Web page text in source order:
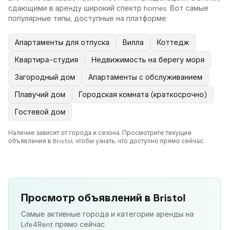
сдающими в аренду широкий спектр homes. Вот самые
популярные типы, доступные на платформе:
Апартаменты для отпуска Вилла
Коттедж
Квартира-студия
Недвижимость на берегу моря
Загородный дом
Апартаменты с обслуживанием
Плавучий дом
Городская комната (краткосрочно)
Гостевой дом
Наличие зависит от города и сезона. Просмотрите текущие
объявления в Bristol, чтобы узнать, что доступно прямо сейчас.
Просмотр объявлений в Bristol
Самые активные города и категории аренды на
Life4Rent прямо сейчас.